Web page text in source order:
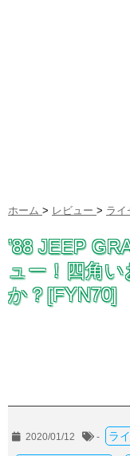
ホーム > レビュー > ライ
’88 JEEP
ュー！四角
か？[FYN70]
2020/01/12 - ラ